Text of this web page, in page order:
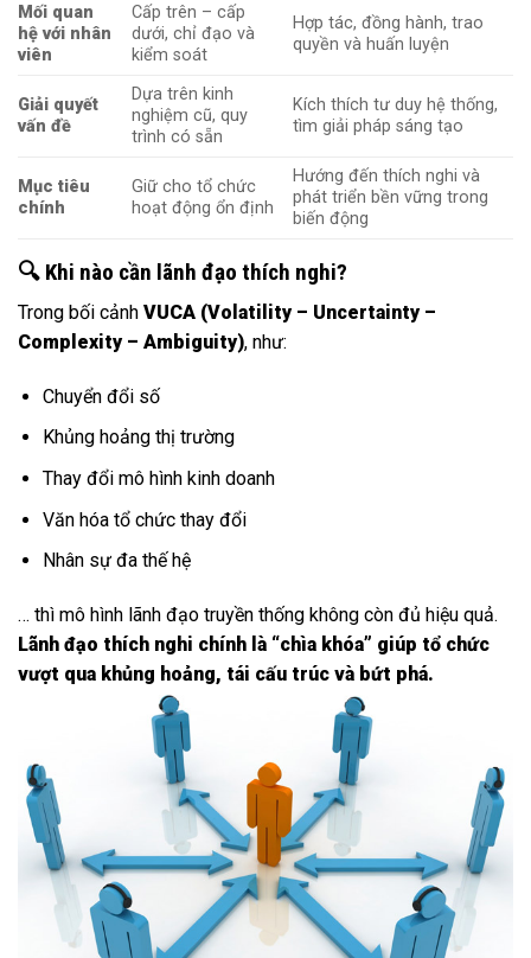
Mối quan
hệ với nhân
viên
Cấp trên – cấp
dưới, chỉ đạo và
kiểm soát
Hợp tác, đồng hành, trao
quyền và huấn luyện
Giải quyết
vấn đề
Dựa trên kinh
nghiệm cũ, quy
trình có sẵn
Kích thích tư duy hệ thống,
tìm giải pháp sáng tạo
Mục tiêu
chính
Giữ cho tổ chức
hoạt động ổn định
Hướng đến thích nghi và
phát triển bền vững trong
biến động
🔍 Khi nào cần lãnh đạo thích nghi?
Trong bối cảnh VUCA (Volatility – Uncertainty –
Complexity – Ambiguity), như:
Chuyển đổi số
Khủng hoảng thị trường
Thay đổi mô hình kinh doanh
Văn hóa tổ chức thay đổi
Nhân sự đa thế hệ
… thì mô hình lãnh đạo truyền thống không còn đủ hiệu quả.
Lãnh đạo thích nghi chính là “chìa khóa” giúp tổ chức
vượt qua khủng hoảng, tái cấu trúc và bứt phá.